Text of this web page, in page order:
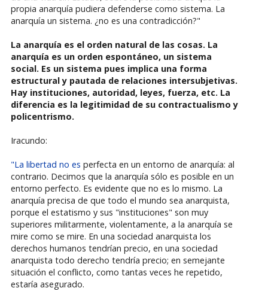
propia anarquía pudiera defenderse como sistema. La
anarquía un sistema. ¿no es una contradicción?"
La anarquía es el orden natural de las cosas. La
anarquía es un orden espontáneo, un sistema
social. Es un sistema pues implica una forma
estructural y pautada de relaciones intersubjetivas.
Hay instituciones, autoridad, leyes, fuerza, etc. La
diferencia es la legitimidad de su contractualismo y
policentrismo.
Iracundo:
"La libertad no es perfecta en un entorno de anarquía: al
contrario. Decimos que la anarquía sólo es posible en un
entorno perfecto. Es evidente que no es lo mismo. La
anarquía precisa de que todo el mundo sea anarquista,
porque el estatismo y sus "instituciones" son muy
superiores militarmente, violentamente, a la anarquía se
mire como se mire. En una sociedad anarquista los
derechos humanos tendrían precio, en una sociedad
anarquista todo derecho tendría precio; en semejante
situación el conflicto, como tantas veces he repetido,
estaría asegurado.